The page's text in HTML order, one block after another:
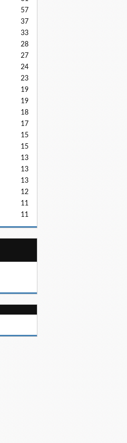
57
37
33
28
27
24
23
19
19
18
17
15
15
13
13
13
12
11
11